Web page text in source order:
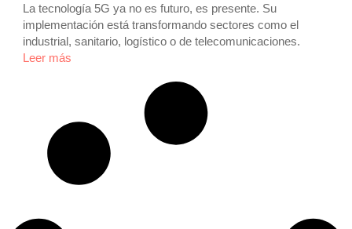
La tecnología 5G ya no es futuro, es presente. Su
implementación está transformando sectores como el
industrial, sanitario, logístico o de telecomunicaciones.
Leer más